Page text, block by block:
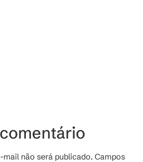
mail não será publicado. Campos